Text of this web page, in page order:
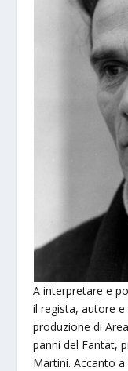
A interpretare e
il regista, autore
produzione di
panni del Fantat,
Martini. Accanto